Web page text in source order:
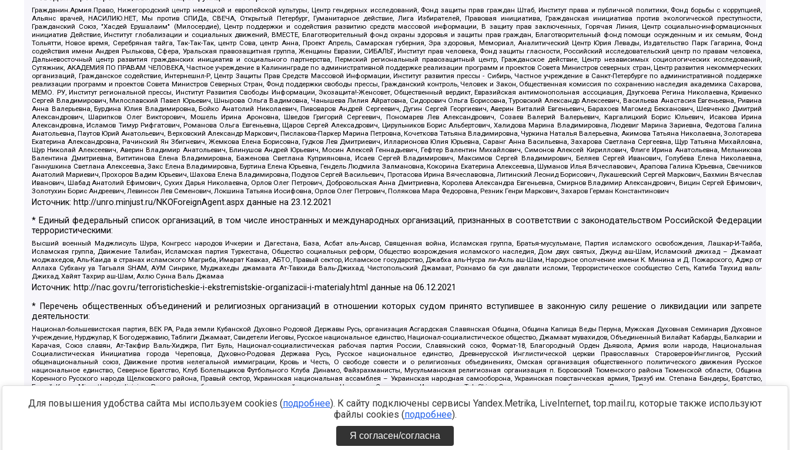
Гражданин.Армия.Право, Нижегородский центр немецкой и европейской культуры, Центр гендерных исследований, Фонд защиты прав граждан Штаб, Институт права и публичной политики, Фонд борьбы с коррупцией,
Альянс врачей, НАСИЛИЮ.НЕТ, Мы против СПИДа, СВЕЧА, Открытый Петербург, Гуманитарное действие, Лига Избирателей, Правовая инициатива, Гражданская инициатива против экологической преступности,
Гражданский Союз, "Хасдей Ерушалаим" (Милосердие), Центр поддержки и содействия развитию средств массовой информации, В защиту прав заключенных, Горячая Линия, Центр социально-информационных
инициатив Действие, Институт глобализации и социальных движений, ВМЕСТЕ, Благотворительный фонд охраны здоровья и защиты прав граждан, Благотворительный фонд помощи осужденным и их семьям, Фонд
Тольятти, Новое время, Серебряная тайга, Так-Так-Так, центр Сова, центр Анна, Проект Апрель, Самарская губерния, Эра здоровья, Мемориал, Аналитический Центр Юрия Левады, Издательство Парк Гагарина, Фонд
содействия имени Андрея Рылькова, Сфера, Уральская правозащитная группа, Женщины Евразии, СИБАЛЬТ, Институт прав человека, Фонд защиты гласности, Российский исследовательский центр по правам человека,
Дальневосточный центр развития гражданских инициатив и социального партнерства, Пермский региональный правозащитный центр, Гражданское действие, Центр независимых социологических исследований,
Сутяжник, АКАДЕМИЯ ПО ПРАВАМ ЧЕЛОВЕКА, Частное учреждение в Калининграде по административной поддержке реализации программ и проектов Совета Министров северных стран, Центр развития некоммерческих
организаций, Гражданское содействие, Интернешнл-Р, Центр Защиты Прав Средств Массовой Информации, Институт развития прессы - Сибирь, Частное учреждение в Санкт-Петербурге по административной поддержке
реализации программ и проектов Совета Министров Северных Стран, Фонд поддержки свободы прессы, Гражданский контроль, Человек и Закон, Общественная комиссия по сохранению наследия академика Сахарова,
МЕМО. РУ, Институт региональной прессы, Институт Развития Свободы Информации, Экозащита!-Женсовет, Общественный вердикт, Евразийская антимонопольная ассоциация, Дзугкоева Регина Николаевна, Кривенко
Сергей Владимирович, Милославский Павел Юрьевич, Шнырова Ольга Вадимовна, Чанышева Лилия Айратовна, Сидорович Ольга Борисовна, Туровский Александр Алексеевич, Васильева Анастасия Евгеньевна, Ривина
Анна Валерьевна, Бурдина Юлия Владимировна, Бойко Анатолий Николаевич, Пивоваров Андрей Сергеевич, Дугин Сергей Георгиевич, Аверин Виталий Евгеньевич, Барахоев Магомед Бекханович, Шевченко Дмитрий
Александрович, Шарипков Олег Викторович, Мошель Ирина Ароновна, Шведов Григорий Сергеевич, Пономарев Лев Александрович, Созаев Валерий Валерьевич, Каргалицкий Борис Юльевич, Исакова Ирина
Александровна, Исламов Тимур Рифгатович, Романова Ольга Евгеньевна, Щаров Сергей Алексадрович, Цирульников Борис Альбертович, Халидова Марина Владимировна, Людевиг Марина Зариевна, Федотова Галина
Анатольевна, Паутов Юрий Анатольевич, Верховский Александр Маркович, Пислакова-Паркер Марина Петровна, Кочеткова Татьяна Владимировна, Чуркина Наталья Валерьевна, Акимова Татьяна Николаевна, Золотарева
Екатерина Александровна, Рачинский Ян Збигневич, Жемкова Елена Борисовна, Гудков Лев Дмитриевич, Илларионова Юлия Юрьевна, Саранг Анна Васильевна, Захарова Светлана Сергеевна, Щур Татьяна Михайловна,
Щур Николай Алексеевич, Аверин Владимир Анатольевич, Блинушов Андрей Юрьевич, Мосин Алексей Геннадьевич, Гефтер Валентин Михайлович, Симонов Алексей Кириллович, Флиге Ирина Анатольевна, Мельникова
Валентина Дмитриевна, Вититинова Елена Владимировна, Баженова Светлана Куприяновна, Исаев Сергей Владимирович, Максимов Сергей Владимирович, Беляев Сергей Иванович, Голубева Елена Николаевна,
Ганнушкина Светлана Алексеевна, Закс Елена Владимировна, Буртина Елена Юрьевна, Гендель Людмила Залмановна, Кокорина Екатерина Алексеевна, Шуманов Илья Вячеславович, Арапова Галина Юрьевна, Свечников
Анатолий Мариевич, Прохоров Вадим Юрьевич, Шахова Елена Владимировна, Подузов Сергей Васильевич, Протасова Ирина Вячеславовна, Литинский Леонид Борисович, Лукашевский Сергей Маркович, Бахмин Вячеслав
Иванович, Шабад Анатолий Ефимович, Сухих Дарья Николаевна, Орлов Олег Петрович, Добровольская Анна Дмитриевна, Королева Александра Евгеньевна, Смирнов Владимир Александрович, Вицин Сергей Ефимович,
Золотухин Борис Андреевич, Левинсон Лев Семенович, Локшина Татьяна Иосифовна, Орлов Олег Петрович, Полякова Мара Федоровна, Резник Генри Маркович, Захаров Герман Константинович
Источник: http://unro.minjust.ru/NKOForeignAgent.aspx данные на23.12.2021
* Единый федеральный список организаций, в том числе иностранных и международных организаций, признанных в соответствии с законодательством Российской Федерации
террористическими:
Высший военный Маджлисуль Шура, Конгресс народов Ичкерии и Дагестана, База, Асбат аль-Ансар, Священная война, Исламская группа, Братья-мусульмане, Партия исламского освобождения, Лашкар-И-Тайба,
Исламская группа, Движение Талибан, Исламская партия Туркестана, Общество социальных реформ, Общество возрождения исламского наследия, Дом двух святых, Джунд аш-Шам, Исламский джихад – Джамаат
моджахедов, Аль-Каида в странах исламского Магриба, Имарат Кавказ, АБТО, Правый сектор, Исламское государство, Джабха аль-Нусра ли-Ахль аш-Шам, Народное ополчение имени К. Минина и Д. Пожарского, Аджр от
Аллаха Субхану уа Тагьаля SHAM, АУМ Синрике, Муджахеды джамаата Ат-Тавхида Валь-Джихад, Чистопольский Джамаат, Рохнамо ба суи давлати исломи, Террористическое сообщество Сеть, Катиба Таухид валь-
Джихад, Хайят Тахрир аш-Шам, Ахлю Сунна Валь Джамаа
Источник:http://nac.gov.ru/terroristicheskie-i-ekstremistskie-organizacii-i-materialy.html данные на06.12.2021
* Перечень общественных объединений и религиозных организаций в отношении которых судом принято вступившее в законную силу решение о ликвидации или запрете
деятельности:
Национал-большевистская партия, ВЕК РА, Рада земли Кубанской Духовно Родовой Державы Русь, организация Асгардская Славянская Община, Община Капища Веды Перуна, Мужская Духовная Семинария Духовное
Учреждение, Нурджулар, К Богодержавию, Таблиги Джамаат, Свидетели Иеговы, Русское национальное единство, Национал-социалистическое общество, Джамаат мувахидов, Объединенный Вилайат Кабарды, Балкарии и
Карачая, Союз славян, Ат-Такфир Валь-Хиджра, Пит Буль, Национал-социалистическая рабочая партия России, Славянский союз, Формат-18, Благородный Орден Дьявола, Армия воли народа, Национальная
Социалистическая Инициатива города Череповца, Духовно-Родовая Держава Русь, Русское национальное единство, Древнерусской Инглистической церкви Православных Староверов-Инглингов, Русский
общенациональный союз, Движение против нелегальной иммиграции, Кровь и Честь, О свободе совести и о религиозных объединениях, Омская организация общественного политического движения Русское
национальное единство, Северное Братство, Клуб Болельщиков Футбольного Клуба Динамо, Файзрахманисты, Мусульманская религиозная организация п. Боровский Тюменского района Тюменской области, Община
Коренного Русского народа Щелковского района, Правый сектор, Украинская национальная ассамблея – Украинская народная самооборона, Украинская повстанческая армия, Тризуб им. Степана Бандеры, Братство,
Белый Крест, Misanthropic division, Религиозное объединение последователей инглиизма, Народная Социальная Инициатива, TulaSkins, Этнополитическое объединение Русские, Русское национальное объединение
Артподготовка, Штольц, В честь иконы Божией Матери Державная, Сектор 16, Независимость, Фирма, Молодежная правозащитная группа МПГ, Курсом Правды и Единения, Каракольская инициативная группа, Автоград
Крю, Союз Славянских Сил Руси, Алля-Аят, Благотворительный пансионат Ак Умут, Русская республика Русь, Арестантское уголовное единство, Башкорт, Нация и свобода, W.H.С., Фалунь Дафа, Иртыш Ultras, Русский
Патриотический клуб-Новокузнецк/РПК, Сибирский державный союз, Фонд борьбы с коррупцией, Фонд защиты прав граждан, Штабы Навального, Совет граждан СССР Прикубанского округа г. Краснодара
Для повышения удобства сайта мы используем cookies (подробнее). К сайту подключены сервисы Yandex.Metrika, LiveInternet, top.mail.ru, которые также используют
файлы cookies (подробнее).
Я согласен/согласна